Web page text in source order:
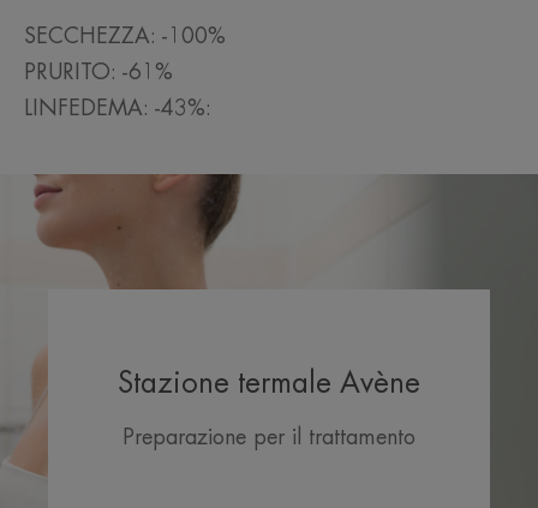
SECCHEZZA: -100%
PRURITO: -61%
LINFEDEMA: -43%:
Stazione termale Avène
Preparazione per il trattamento